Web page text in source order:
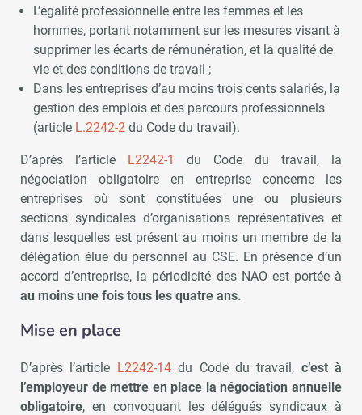
L’égalité professionnelle entre les femmes et les
hommes, portant notamment sur les mesures visant à
supprimer les écarts de rémunération, et la qualité de
vie et des conditions de travail ;
Dans les entreprises d’au moins trois cents salariés, la
gestion des emplois et des parcours professionnels
(article L.2242-2du Code du travail).
D’après l’article L2242-1 du Code du travail, la
négociation obligatoire en entreprise concerne les
entreprises où sont constituées une ou plusieurs
sections syndicales d’organisations représentatives et
dans lesquelles est présent au moins un membre de la
délégation élue du personnel au CSE. En présence d’un
accord d’entreprise, la périodicité des NAO est portée à
au moins une fois tous les quatre ans.
Mise en place
D’après l’article L2242-14du Code du travail, c’est à
l’employeur de mettre en place la négociation annuelle
obligatoire, en convoquant les délégués syndicaux à